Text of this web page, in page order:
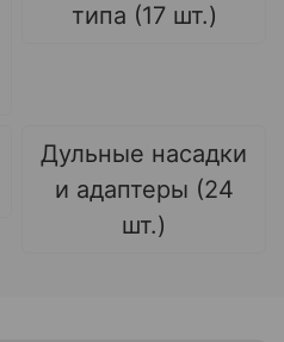
типа (17 шт.)
Дульные насадки
и адаптеры (24
шт.)